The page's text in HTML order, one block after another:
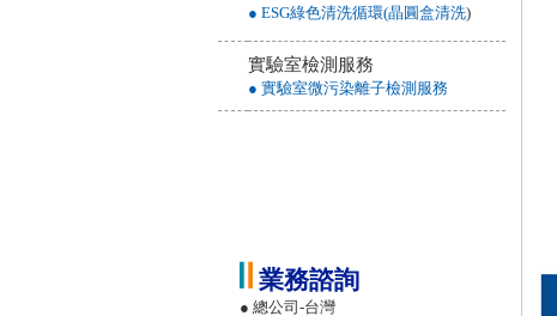
● ESG綠色清洗循環(晶圓盒清洗)
實驗室檢測服務
● 實驗室微污染離子檢測服務
業務諮詢
● 總公司-台灣